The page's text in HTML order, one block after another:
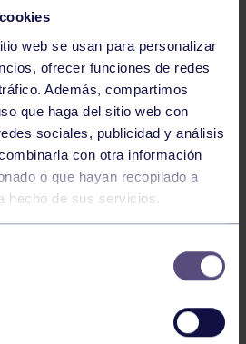
web se usan para personalizar
ofrecer funciones de redes
Además, compartimos
que haga del sitio web con
sociales, publicidad y análisis
con otra información
o que hayan recopilado a
hecho de sus servicios.
2026
DE LA SECCIÓN